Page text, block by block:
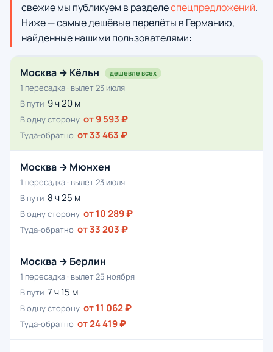
свежие мы публикуем в разделеспецпредложений.
Ниже — самые дешёвые перелёты в Германию,
найденные нашими пользователями:
Москва → Кёльн дешевле всех
1 пересадка · вылет 23 июля
В пути 9 ч 20 м
В одну сторону от 9 593 ₽
Туда-обратно от 33 463 ₽
Москва → Мюнхен
1 пересадка · вылет 23 июля
В пути 8 ч 25 м
В одну сторону от 10 289 ₽
Туда-обратно от 33 203 ₽
Москва → Берлин
1 пересадка · вылет 25 ноября
В пути 7 ч 15 м
В одну сторону от 11 062 ₽
Туда-обратно от 24 419 ₽